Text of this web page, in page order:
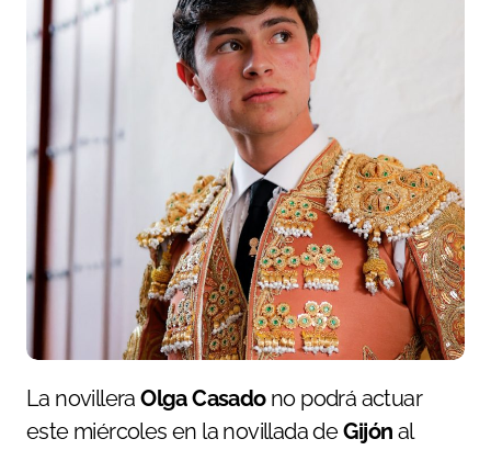
La novilleraOlga Casadono podrá actuar
este miércoles en la novillada deGijón al